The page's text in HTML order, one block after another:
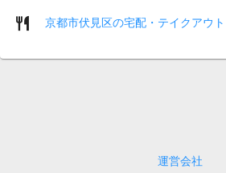
京都市伏見区の宅配・テイクアウト
運営会社